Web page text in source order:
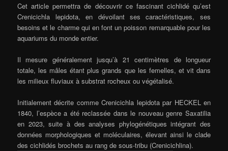
Cet article permettra de découvrir ce fascinant cichlidé qu’est
Crenicichla lepidota, en dévoilant ses caractéristiques, ses
besoins et le charme qui en font un poisson remarquable pour les
aquariums du monde entier.
Il mesure généralement jusqu’à 21 centimètres de longueur
totale, les mâles étant plus grands que les femelles, et vit dans
les milieux fluviaux à substrat rocheux ou végétalisé.
Initialement décrite comme Crenicichla lepidota par HECKEL en
1840, l’espèce a été reclassée dans le nouveau genre Saxatilia
en 2023, suite à des analyses phylogénétiques intégrant des
données morphologiques et moléculaires, élevant ainsi le clade
des cichlidés brochets au rang de sous-tribu (Crenicichlina).